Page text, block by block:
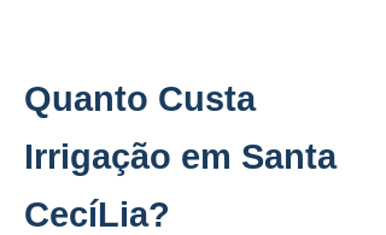
Quanto Custa
Irrigação em Santa
CecíLia?